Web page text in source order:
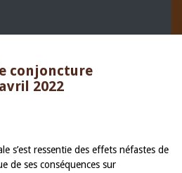
conjoncture
2022
s’est ressentie des effets néfastes de
de ses conséquences sur